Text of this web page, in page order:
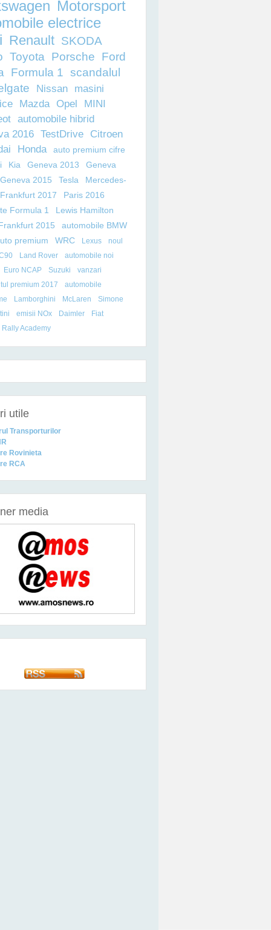
Motorsport
electrice
Renault SKODA
Toyota Porsche
Ford
Formula 1 scandalul
Nissan
masini
Mazda Opel
MINI
automobile hibrid
2016 TestDrive
Citroen
Honda
auto premium cifre
Kia Geneva 2013
Geneva
Geneva 2015
Tesla
Mercedes-
Frankfurt 2017
Paris 2016
Formula 1
Lewis Hamilton
2015
automobile BMW
premium
WRC Lexus
noul
Land Rover
automobile noi
Euro NCAP
Suzuki
vanzari
premium 2017
automobile
Lamborghini McLaren
Simone
emisii NOx Daimler
Fiat
Academy
utile
Transporturilor
Rovinieta
RCA
media